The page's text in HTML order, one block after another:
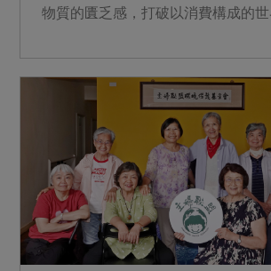
物質的匱乏感，打破以消費構成的世